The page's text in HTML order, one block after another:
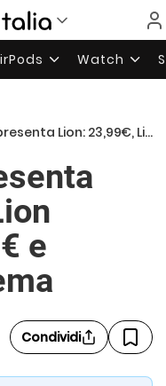
Watch
Lion Server a 39,99€ e risorse di sistema
e
Condividi